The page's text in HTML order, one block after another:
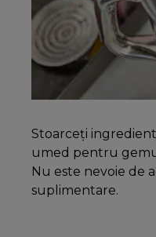
Stoarceți
umed pentru
Nu este nevoie de
suplimentare.